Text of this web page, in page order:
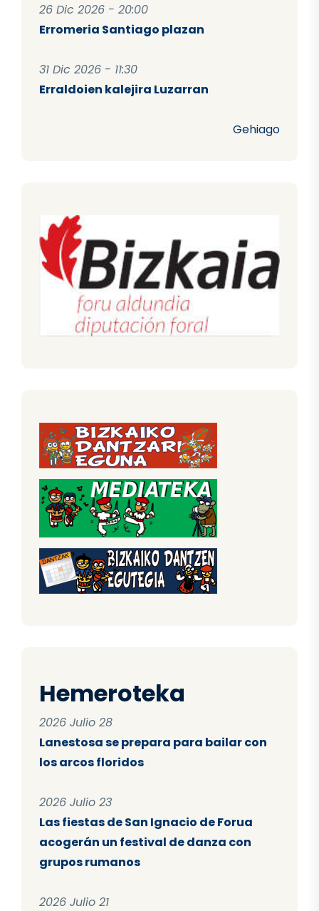
26 Dic 2026 - 20:00
Erromeria Santiago plazan
31 Dic 2026 - 11:30
Erraldoien kalejira Luzarran
Gehiago
Hemeroteka
2026 Julio 28
Lanestosa se prepara para bailar con
los arcos floridos
2026 Julio 23
Las fiestas de San Ignacio de Forua
acogerán un festival de danza con
grupos rumanos
2026 Julio 21